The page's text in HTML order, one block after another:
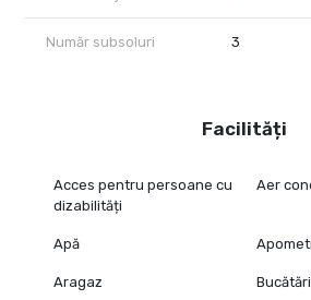
Număr subsoluri 3
Facilități
Acces pentru persoane cu
dizabilități
Aer
Apă
Aragaz